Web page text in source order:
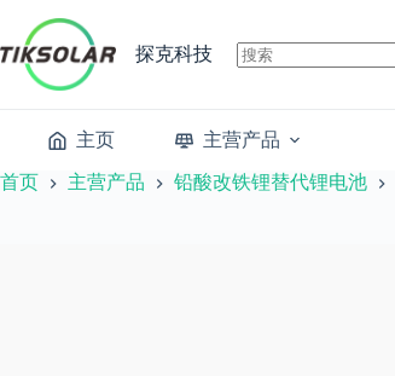
内
探克科技
主页 主营产品
首页 主营产品 铅酸改铁锂替代锂电池